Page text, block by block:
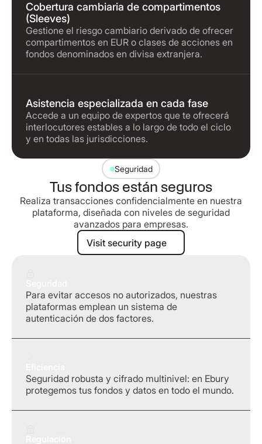
Cobertura cambiaria de compartimentos
(Sleeves)
Gestione el riesgo cambiario derivado de ofrecer
compartimentos en EUR o clases de acciones en
fondos denominados en divisa extranjera.
Asistencia especializada en cada fase
Accede a un equipo de expertos que te ofrecerá
interlocutores estables a lo largo de todo el ciclo
y en todas las jurisdicciones.
Seguridad
Tus fondos están seguros
Realiza transacciones confidencialmente en nuestra
plataforma, diseñada con niveles de seguridad
avanzados para empresas.
Visit security page
Visit security page
Para evitar accesos no autorizados, nuestras
plataformas emplean un sistema de
autenticación de dos factores.
Seguridad robusta y cifrado multinivel: en Ebury
protegemos tus fondos y datos en todo el mundo.